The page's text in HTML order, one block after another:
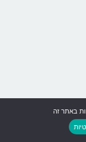
באתר זה